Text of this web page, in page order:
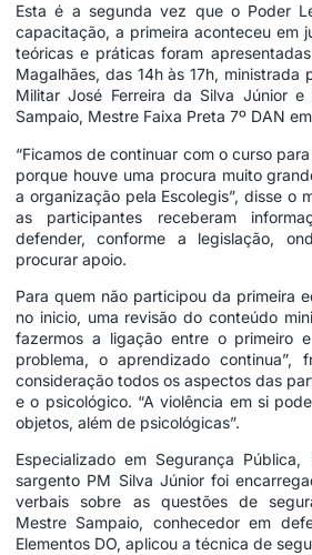
Esta é a segunda vez que o Poder
capacitação, a primeira aconteceu em
teóricas e práticas foram apresentadas
Magalhães, das 14h às 17h, ministrada
Militar José Ferreira da Silva Júnior
Sampaio, Mestre Faixa Preta 7º DAN
“Ficamos de continuar com o curso
porque houve uma procura muito
a organização pela Escolegis”, disse o
as participantes receberam
defender, conforme a legislação,
procurar apoio.
Para quem não participou da primeira
no inicio, uma revisão do conteúdo
fazermos a ligação entre o primeiro
problema, o aprendizado continua”,
consideração todos os aspectos das
e o psicológico. “A violência em si
objetos, além de psicológicas”.
Especializado em Segurança
sargento PM Silva Júnior foi
verbais sobre as questões de
Mestre Sampaio, conhecedor em
Elementos DO, aplicou a técnica de